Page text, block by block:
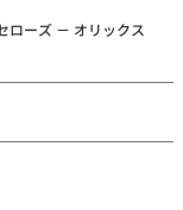
ローズ － オリックス